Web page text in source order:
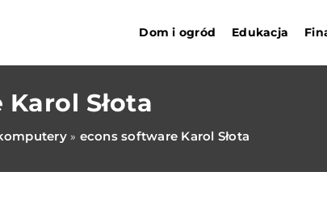
Dom i ogród Edukacja
Słota
» econs software Karol Słota